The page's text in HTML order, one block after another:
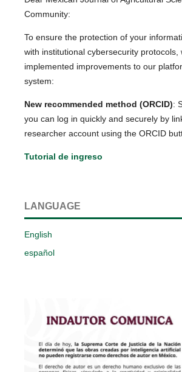
Community:
To ensure the protection of your
with institutional cybersecurity protocols,
implemented improvements to our
system:
New recommended method (ORCID):
you can log in quickly and securely by
researcher account using the ORCID
Tutorial de ingreso
LANGUAGE
English
español